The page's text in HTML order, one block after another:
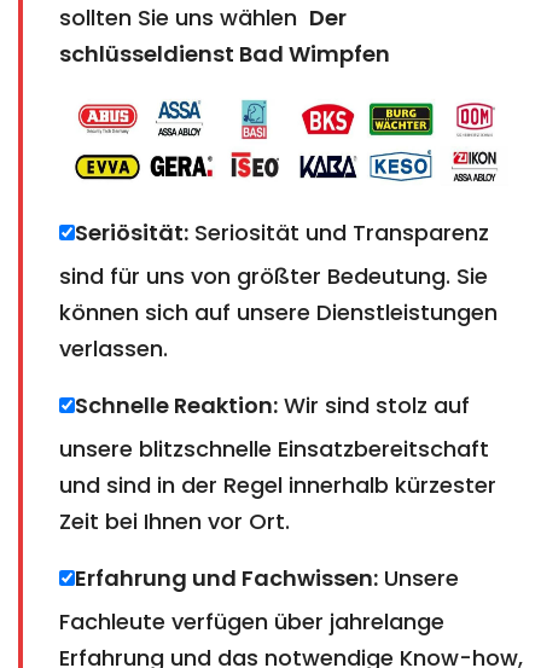
sollten Sie uns wählen Der
schlüsseldienst Bad Wimpfen
Seriösität: Seriosität und Transparenz
sind für uns von größter Bedeutung. Sie
können sich auf unsere Dienstleistungen
verlassen.
Schnelle Reaktion: Wir sind stolz auf
unsere blitzschnelle Einsatzbereitschaft
und sind in der Regel innerhalb kürzester
Zeit bei Ihnen vor Ort.
Erfahrung und Fachwissen: Unsere
Fachleute verfügen über jahrelange
Erfahrung und das notwendige Know-how,